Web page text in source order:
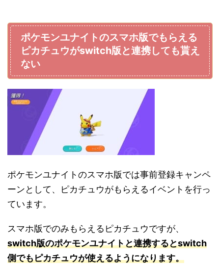
ポケモンユナイトのスマホ版でもらえる
ピカチュウがswitch版と連携しても貰え
ない
ポケモンユナイトのスマホ版では事前登録キャンペ
ーンとして、ピカチュウがもらえるイベントを行っ
ています。
スマホ版でのみもらえるピカチュウですが、
switch版のポケモンユナイトと連携するとswitch
側でもピカチュウが使えるようになります。